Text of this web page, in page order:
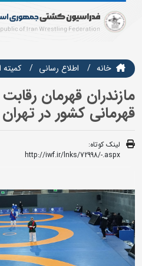
خانه اطلاع رسانی
مازندران قهرمان
قهرمانی کشور در
لینک کوتاه:
http://iwf.ir/lnks/72998/-.aspx